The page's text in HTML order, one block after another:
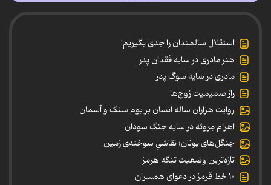
استقلال سالمندان را جدی بگیریم!
هنر مادری در سایه‌ فقدان پدر
مادری در سایه سوگ پدر
راز صمیمیت زوج‌ها
روایت هزاران ساله انسان بر بوم سنگ و آسمان
اهرام مِروئه در سایه جنگ سودان
جنگل‌های یونان؛ نقاشیِ سوخته‌ی زمین
تازه‌ترین وضعیت تنگه هرمز
۱۰ خط قرمز در دعوای همسران